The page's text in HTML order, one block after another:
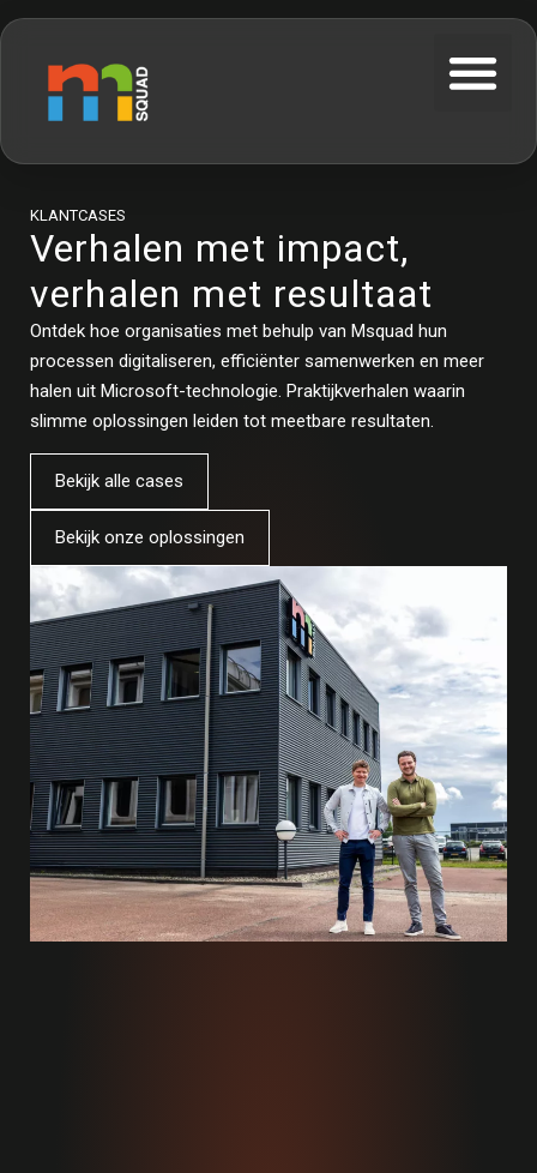
KLANTCASES
Verhalen met impact,
verhalen met resultaat
Ontdek hoe organisaties met behulp van Msquad hun
processen digitaliseren, efficiënter samenwerken en meer
halen uit Microsoft-technologie. Praktijkverhalen waarin
slimme oplossingen leiden tot meetbare resultaten.
Bekijk alle cases
Bekijk onze oplossingen